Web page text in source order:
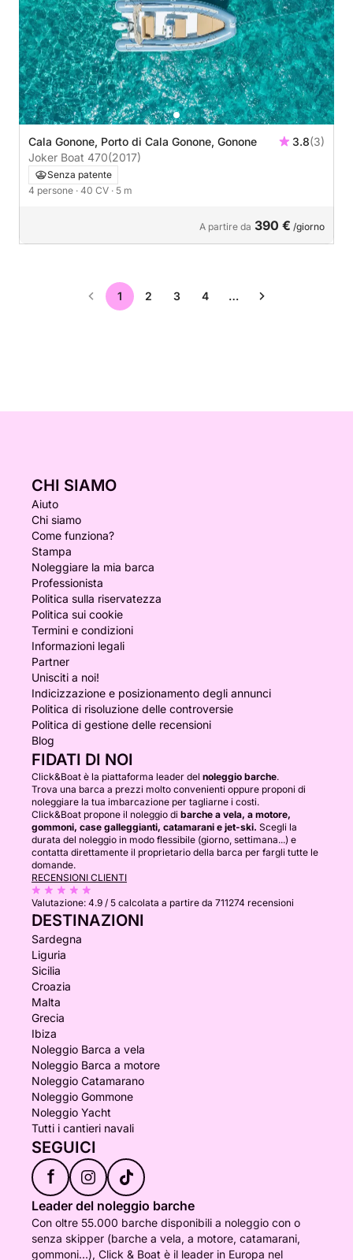
Cala Gonone, Porto di Cala Gonone, Gonone 3.8(3)
Joker Boat 470(2017)
Senza patente
4 persone · 40 CV · 5 m
A partire da 390 € /giorno
1 2 3 4 …
CHI SIAMO
Aiuto
Chi siamo
Come funziona?
Stampa
Noleggiare la mia barca
Professionista
Politica sulla riservatezza
Politica sui cookie
Termini e condizioni
Informazioni legali
Partner
Unisciti a noi!
Indicizzazione e posizionamento degli annunci
Politica di risoluzione delle controversie
Politica di gestione delle recensioni
Blog
FIDATI DI NOI
Click&Boat è la piattaforma leader del noleggio barche.
Trova una barca a prezzi molto convenienti oppure proponi di
noleggiare la tua imbarcazione per tagliarne i costi.
Click&Boat propone il noleggio di barche a vela, a motore,
gommoni, case galleggianti, catamarani e jet-ski. Scegli la
durata del noleggio in modo flessibile (giorno, settimana...) e
contatta direttamente il proprietario della barca per fargli tutte le
domande.
RECENSIONI CLIENTI
Valutazione: 4.9 / 5 calcolata a partire da 711274 recensioni
DESTINAZIONI
Sardegna
Liguria
Sicilia
Croazia
Malta
Grecia
Ibiza
Noleggio Barca a vela
Noleggio Barca a motore
Noleggio Catamarano
Noleggio Gommone
Noleggio Yacht
Tutti i cantieri navali
SEGUICI
f
Leader del noleggio barche
Con oltre 55.000 barche disponibili a noleggio con o
senza skipper (barche a vela, a motore, catamarani,
gommoni...), Click & Boat è il leader in Europa nel